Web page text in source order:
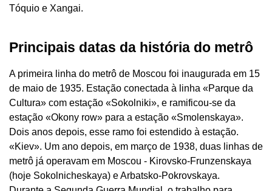
Tóquio e Xangai.
Principais datas da história do metrô
A primeira linha do metrô de Moscou foi inaugurada em 15
de maio de 1935. Estação conectada à linha «Parque da
Cultura» com estação «Sokolniki», e ramificou-se da
estação «Okony row» para a estação «Smolenskaya».
Dois anos depois, esse ramo foi estendido à estação.
«Kiev». Um ano depois, em março de 1938, duas linhas de
metrô já operavam em Moscou - Kirovsko-Frunzenskaya
(hoje Sokolnicheskaya) e Arbatsko-Pokrovskaya.